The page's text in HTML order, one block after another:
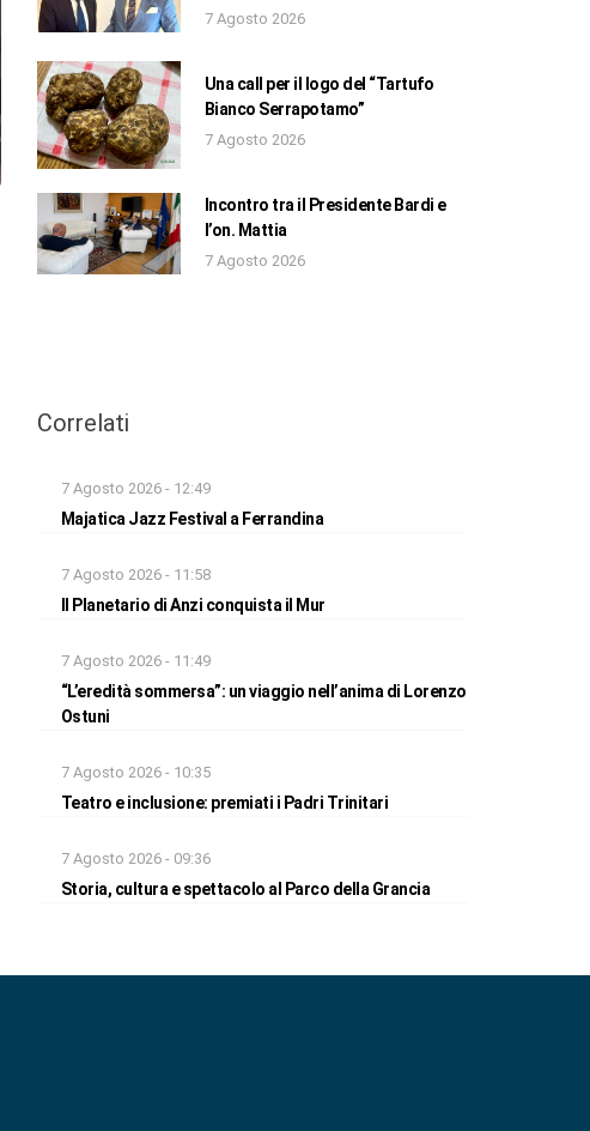
7 Agosto 2026
Una call per il logo del “Tartufo
Bianco Serrapotamo”
7 Agosto 2026
Incontro tra il Presidente Bardi e
l’on. Mattia
7 Agosto 2026
Correlati
7 Agosto 2026 - 12:49
Majatica Jazz Festival a Ferrandina
7 Agosto 2026 - 11:58
Il Planetario di Anzi conquista il Mur
7 Agosto 2026 - 11:49
“L’eredità sommersa”: un viaggio nell’anima di Lorenzo
Ostuni
7 Agosto 2026 - 10:35
Teatro e inclusione: premiati i Padri Trinitari
7 Agosto 2026 - 09:36
Storia, cultura e spettacolo al Parco della Grancia